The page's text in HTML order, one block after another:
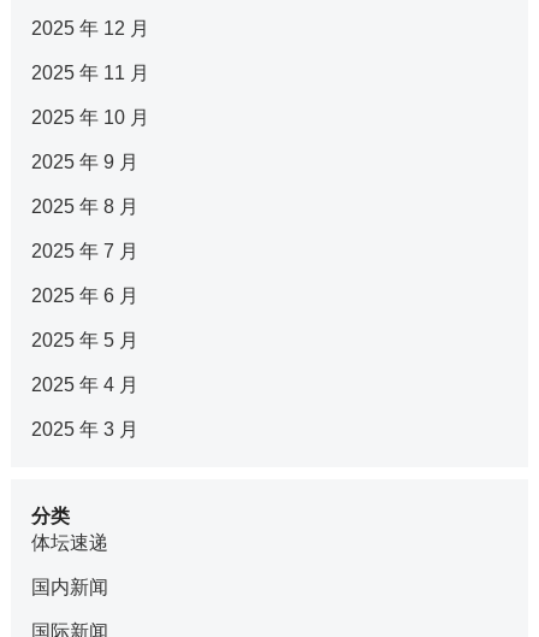
2025 年 12 月
2025 年 11 月
2025 年 10 月
2025 年 9 月
2025 年 8 月
2025 年 7 月
2025 年 6 月
2025 年 5 月
2025 年 4 月
2025 年 3 月
分类
体坛速递
国内新闻
国际新闻